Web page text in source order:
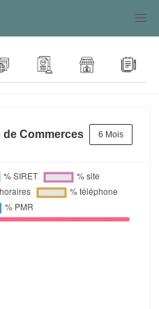
de Commerces 6 Mois